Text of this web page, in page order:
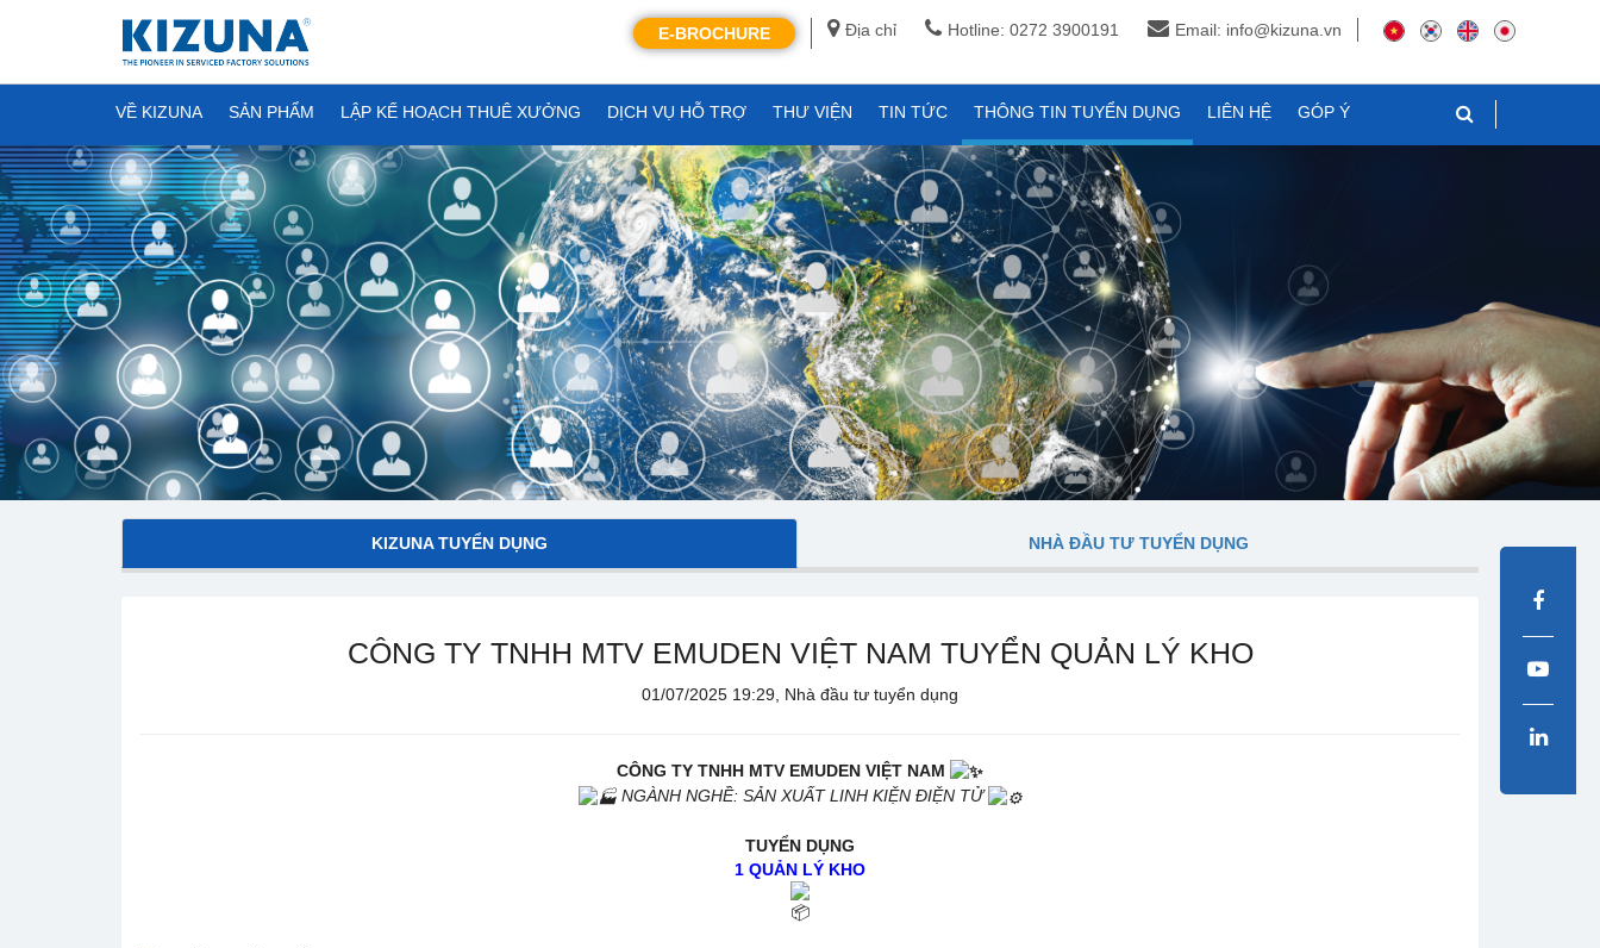
Địa chỉ Hotline: 0272 3900191 Email: info@kizuna.vn
E-BROCHURE
VỀ KIZUNA SẢN PHẨM LẬP KẾ HOẠCH THUÊ XƯỞNG DỊCH VỤ HỖ TRỢ THƯ VIỆN TIN TỨC THÔNG TIN TUYỂN DỤNG LIÊN HỆ GÓP Ý
KIZUNA TUYỂN DỤNG NHÀ ĐẦU TƯ TUYỂN DỤNG
CÔNG TY TNHH MTV EMUDEN VIỆT NAM TUYỂN QUẢN LÝ KHO
01/07/2025 19:29, Nhà đầu tư tuyển dụng
CÔNG TY TNHH MTV EMUDEN VIỆT NAM
NGÀNH NGHỀ: SẢN XUẤT LINH KIỆN ĐIỆN TỬ
TUYỂN DỤNG
1 QUẢN LÝ KHO